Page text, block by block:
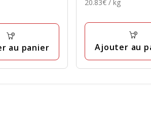
au panier
avec
2.50€
20.83€
Kg
20.83€ / kg
Ajouter au